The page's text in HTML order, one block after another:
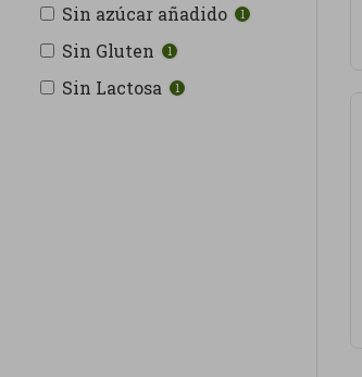
Sin azúcar añadido 1
Sin Gluten 1
Sin Lactosa 1